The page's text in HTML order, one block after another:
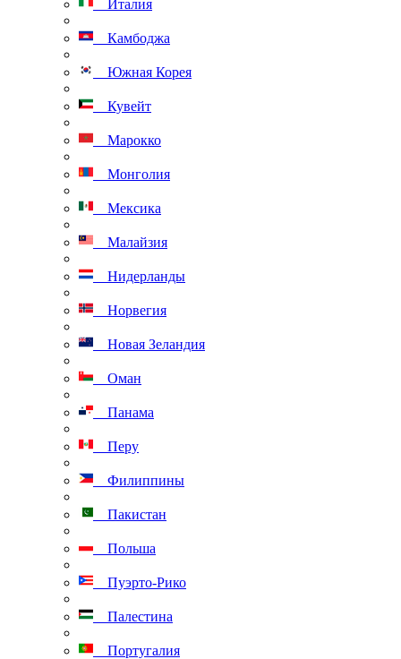
Италия
Камбоджа
Южная Корея
Кувейт
Марокко
Монголия
Мексика
Малайзия
Нидерланды
Норвегия
Новая Зеландия
Оман
Панама
Перу
Филиппины
Пакистан
Польша
Пуэрто-Рико
Палестина
Португалия